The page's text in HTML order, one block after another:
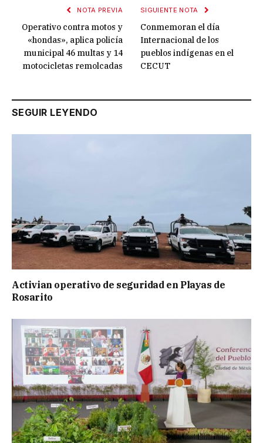
NOTA PREVIA
Operativo contra motos y
«hondas», aplica policía
municipal 46 multas y 14
motocicletas remolcadas
SIGUIENTE NOTA
Conmemoran el día
Internacional de los
pueblos indígenas en el
CECUT
SEGUIR LEYENDO
Activian operativo de seguridad en Playas de
Rosarito